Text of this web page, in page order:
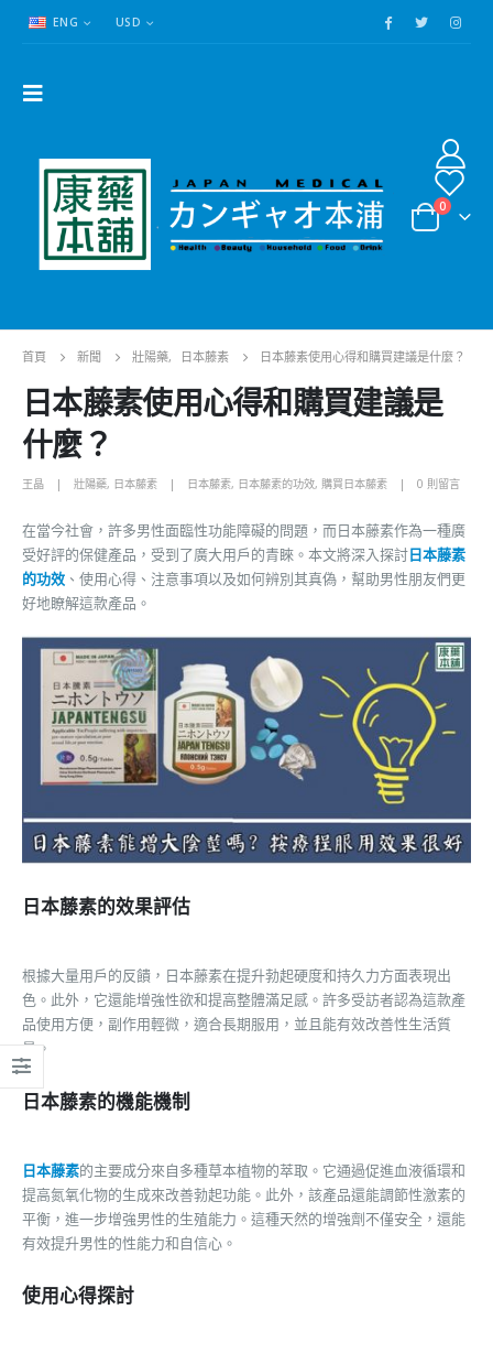
ENG USD
0
首頁 新聞 壯陽藥, 日本藤素 日本藤素使用心得和購買建議是什麼？
日本藤素使用心得和購買建議是
什麼？
王晶 壯陽藥, 日本藤素 日本藤素, 日本藤素的功效, 購買日本藤素 0 則留言
在當今社會，許多男性面臨性功能障礙的問題，而日本藤素作為一種廣
受好評的保健產品，受到了廣大用戶的青睞。本文將深入探討日本藤素
的功效 、使用心得、注意事項以及如何辨別其真偽，幫助男性朋友們更
好地瞭解這款產品。
日本藤素的效果評估
根據大量用戶的反饋，日本藤素在提升勃起硬度和持久力方面表現出
色。此外，它還能增強性欲和提高整體滿足感。許多受訪者認為這款產
品使用方便，副作用輕微，適合長期服用，並且能有效改善性生活質
量。
日本藤素的機能機制
日本藤素的主要成分來自多種草本植物的萃取。它通過促進血液循環和
提高氮氧化物的生成來改善勃起功能。此外，該產品還能調節性激素的
平衡，進一步增強男性的生殖能力。這種天然的增強劑不僅安全，還能
有效提升男性的性能力和自信心。
使用心得探討